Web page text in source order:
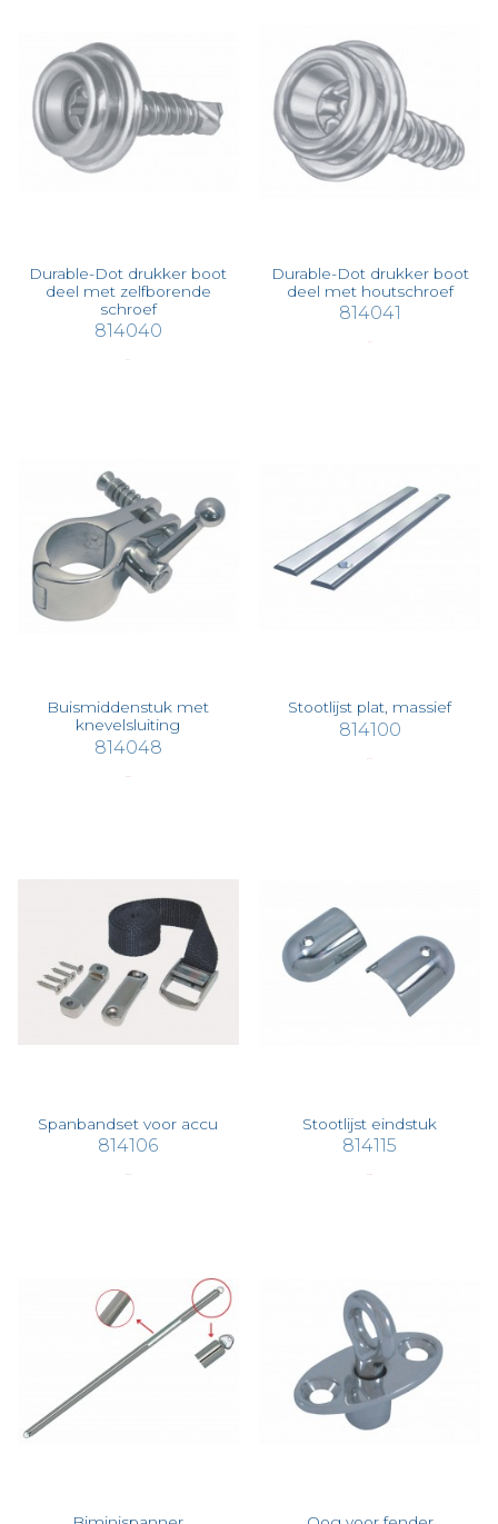
Durable-Dot drukker boot
deel met zelfborende
schroef
814040
Durable-Dot drukker boot
deel met houtschroef
814041
Buismiddenstuk met
knevelsluiting
814048
Stootlijst plat, massief
814100
Spanbandset voor accu
814106
Stootlijst eindstuk
814115